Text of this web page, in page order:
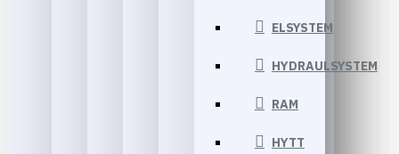
ELSYSTEM
HYDRAULSYSTEM
RAM
HYTT